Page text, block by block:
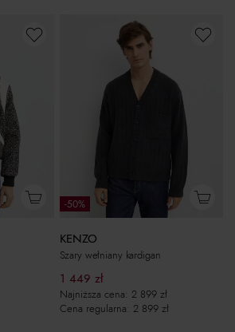
-50%
KENZO
Szary wełniany kardigan
1 449 zł
Najniższa cena: 2 899 zł
Cena regularna: 2 899 zł